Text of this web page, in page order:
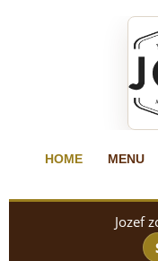
HOME MENU
Jozef